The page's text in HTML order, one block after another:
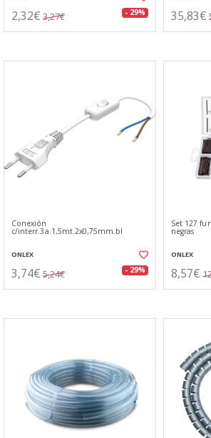
2,32€ 3,27€ - 29% 35,83€
Conexión
c/interr.3a.1,5mt.2x0,75mm.bl
ONLEX
3,74€ 5,24€ - 29%
Set 127
negras
ONLEX
8,57€